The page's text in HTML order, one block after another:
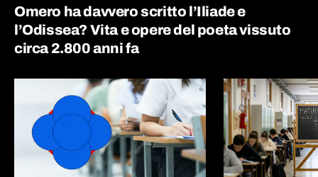
Omero ha davvero scritto l’Iliade e
l’Odissea? Vita e opere del poeta vissuto
circa 2.800 anni fa